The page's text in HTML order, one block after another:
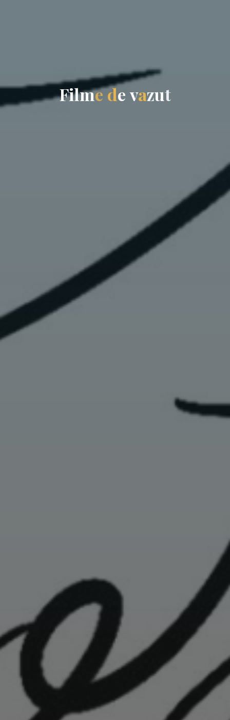
Filmede vazut